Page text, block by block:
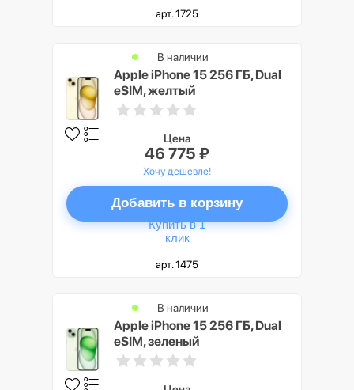
арт. 1725
Apple iPhone 15 256 ГБ, Dual
eSIM, желтый
В наличии
Цена
46 775 ₽
Хочу дешевле!
Добавить в корзину
Купить в 1
клик
арт. 1475
Apple iPhone 15 256 ГБ, Dual
eSIM, зеленый
В наличии